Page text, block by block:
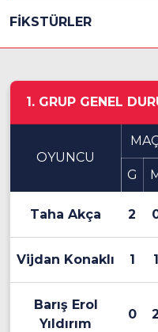
FİKSTÜRLER
1. GRUP GENEL
OYUNCU
G
Taha Akça 2
Vijdan Konaklı 1 1
Barış Erol
Yıldırım
0 2